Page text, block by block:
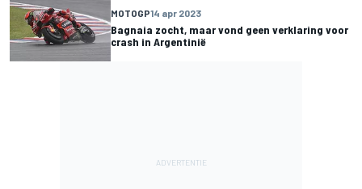
MOTOGP14 apr 2023
Bagnaia zocht, maar vond geen verklaring voor
crash in Argentinië